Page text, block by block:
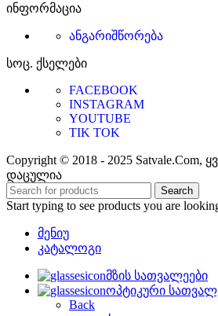
ინფორმაცია
ანგარიშწორება
სოც. ქსელები
FACEBOOK
INSTAGRAM
YOUTUBE
TIK TOK
Copyright © 2018 - 2025
დაცულია
Search
Start typing to see products you are
მენიუ
კატალოგი
მზის სათვალეები
ოპტიკური
Back